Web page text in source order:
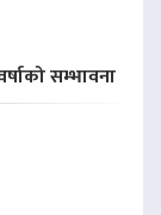
सम्भावना